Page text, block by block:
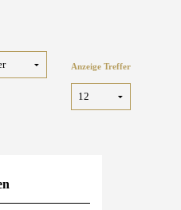
Anzeige Treffer